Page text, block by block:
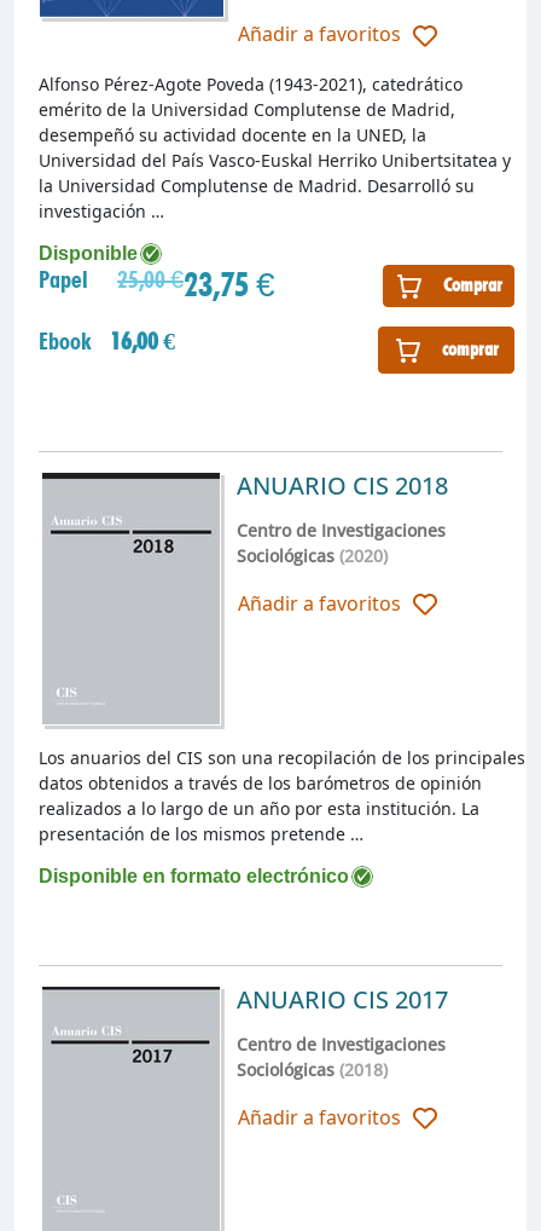
Añadir a favoritos
Disponible
Papel 25,00 €23,75 € Comprar
Ebook 16,00 € comprar
Alfonso Pérez-Agote Poveda (1943-2021), catedrático
emérito de la Universidad Complutense de Madrid,
desempeñó su actividad docente en la UNED, la
Universidad del País Vasco-Euskal Herriko Unibertsitatea y
la Universidad Complutense de Madrid. Desarrolló su
investigación …
ANUARIO CIS 2018
Centro de Investigaciones
Sociológicas(2020)
Añadir a favoritos
Disponible en formato electrónico
Los anuarios del CIS son una recopilación de los principales
datos obtenidos a través de los barómetros de opinión
realizados a lo largo de un año por esta institución. La
presentación de los mismos pretende …
ANUARIO CIS 2017
Centro de Investigaciones
Sociológicas(2018)
Añadir a favoritos